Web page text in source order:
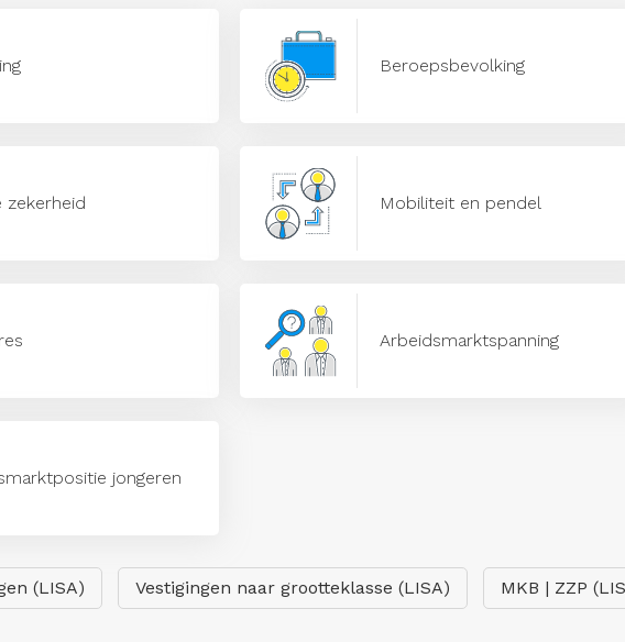
Beroepsbevolking
zekerheid Mobiliteit en pendel
Arbeidsmarktspanning
jongeren
(LISA) Vestigingen naar grootteklasse (LISA) MKB | ZZP